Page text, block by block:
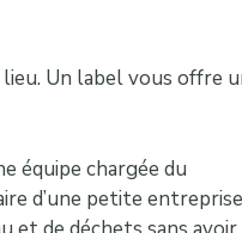
Un label vous offre
équipe chargée du
d’une petite